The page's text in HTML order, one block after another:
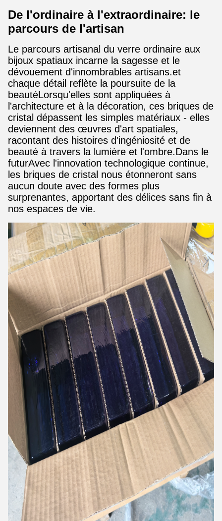
De l'ordinaire à l'extraordinaire: le
parcours de l'artisan
Le parcours artisanal du verre ordinaire aux
bijoux spatiaux incarne la sagesse et le
dévouement d'innombrables artisans.et
chaque détail reflète la poursuite de la
beautéLorsqu'elles sont appliquées à
l'architecture et à la décoration, ces briques de
cristal dépassent les simples matériaux - elles
deviennent des œuvres d'art spatiales,
racontant des histoires d'ingéniosité et de
beauté à travers la lumière et l'ombre.Dans le
futurAvec l'innovation technologique continue,
les briques de cristal nous étonneront sans
aucun doute avec des formes plus
surprenantes, apportant des délices sans fin à
nos espaces de vie.